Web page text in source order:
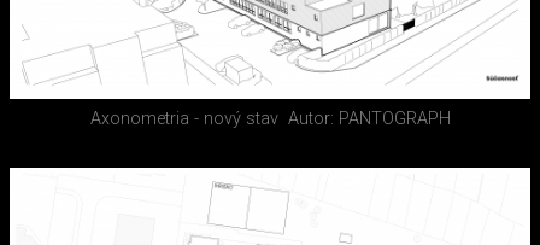
Axonometria - nový stav Autor: PANTOGRAPH